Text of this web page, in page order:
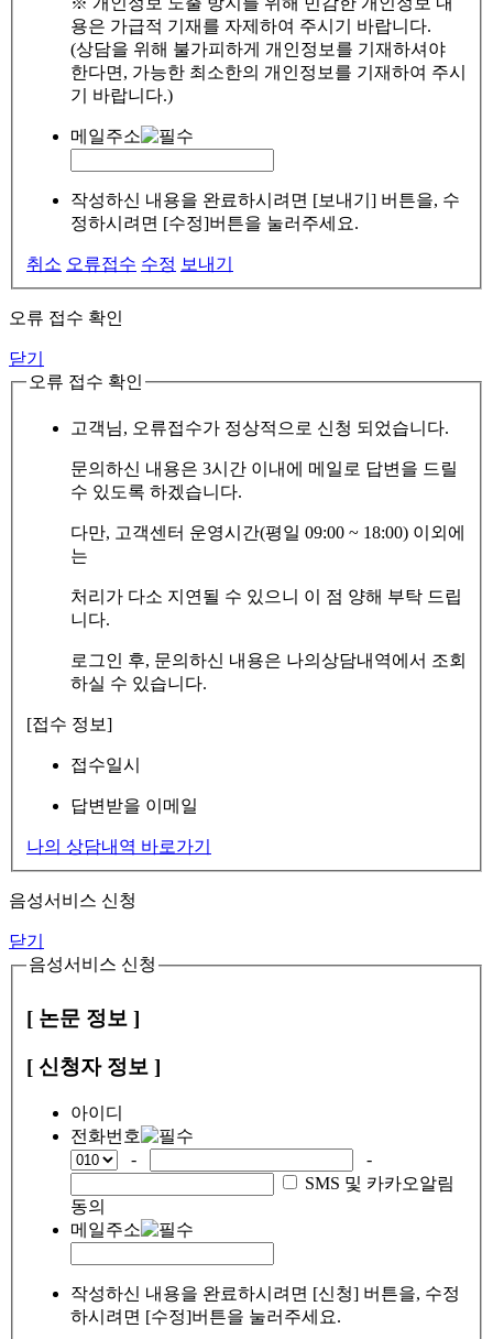
용은 가급적 기재를 자제하여 주시기 바랍니다.
(상담을 위해 불가피하게 개인정보를 기재하셔야
한다면, 가능한 최소한의 개인정보를 기재하여 주시
기 바랍니다.)
메일주소
작성하신 내용을 완료하시려면 [보내기] 버튼을, 수
정하시려면 [수정]버튼을 눌러주세요.
취소 오류접수 수정 보내기
오류 접수 확인
닫기
오류 접수 확인
고객님, 오류접수가 정상적으로 신청 되었습니다.
문의하신 내용은 3시간 이내에 메일로 답변을 드릴
수 있도록 하겠습니다.
다만, 고객센터 운영시간(평일 09:00 ~ 18:00) 이외에
는
처리가 다소 지연될 수 있으니 이 점 양해 부탁 드립
니다.
로그인 후, 문의하신 내용은 나의상담내역에서 조회
하실 수 있습니다.
[접수 정보]
접수일시
답변받을 이메일
나의 상담내역 바로가기
음성서비스 신청
닫기
음성서비스 신청
[ 논문 정보 ]
[ 신청자 정보 ]
아이디
전화번호
-
-
SMS 및 카카오알림
동의
메일주소
작성하신 내용을 완료하시려면 [신청] 버튼을, 수정
하시려면 [수정]버튼을 눌러주세요.